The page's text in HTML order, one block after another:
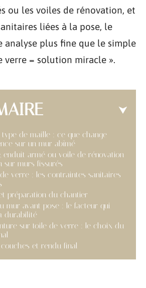
ou les voiles de rénovation, et
liées à la pose, le
analyse plus fine que le simple
verre = solution miracle ».
type de maille : ce que change
sur un mur abîmé
enduit armé ou voile de rénovation
sur murs fissurés
verre : les contraintes sanitaires
préparation du chantier
mur avant pose : le facteur qui
durabilité
sur toile de verre : le choix du
et rendu final